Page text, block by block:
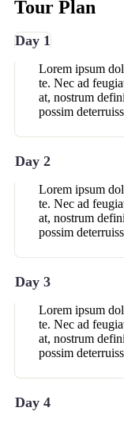
Tour Plan
Day 1
Lorem ipsum
te. Nec ad
at, nostrum
possim
Day 2
Lorem ipsum
te. Nec ad
at, nostrum
possim
Day 3
Lorem ipsum
te. Nec ad
at, nostrum
possim
Day 4